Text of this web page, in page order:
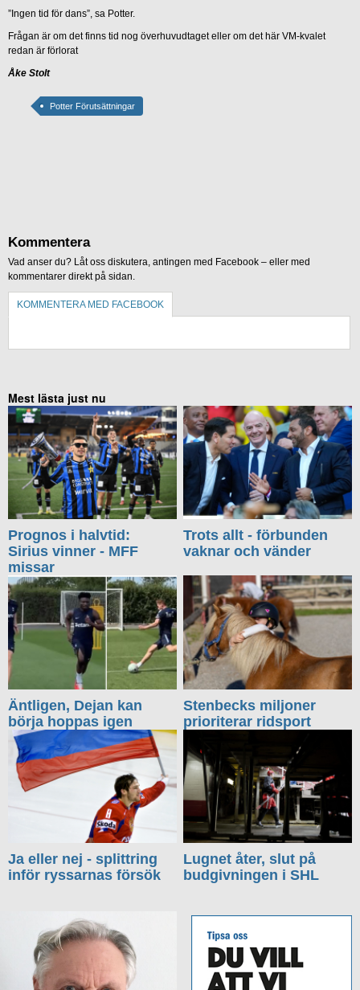
”Ingen tid för dans”, sa Potter.
Frågan är om det finns tid nog överhuvudtaget eller om det här VM-kvalet
redan är förlorat
Åke Stolt
Potter Förutsättningar
Kommentera
Vad anser du? Låt oss diskutera, antingen med Facebook – eller med
kommentarer direkt på sidan.
KOMMENTERA MED FACEBOOK
Mest lästa just nu
Prognos i halvtid:
Sirius vinner - MFF
missar
Trots allt - förbunden
vaknar och vänder
Äntligen, Dejan kan
börja hoppas igen
Stenbecks miljoner
prioriterar ridsport
Ja eller nej - splittring
inför ryssarnas försök
Lugnet åter, slut på
budgivningen i SHL